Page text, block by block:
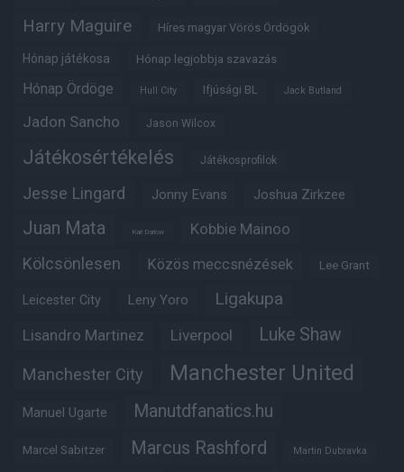
Harry Maguire Híres magyar Vörös Ördögök
Hónap játékosa Hónap legjobbja szavazás
Hónap Ördöge Hull City Ifjúsági BL Jack Butland
Jadon Sancho Jason Wilcox
Játékosértékelés Játékosprofilok
Jesse Lingard Jonny Evans Joshua Zirkzee
Juan Mata Karl Darlow Kobbie Mainoo
Kölcsönlesen Közös meccsnézések Lee Grant
Leicester City Leny Yoro Ligakupa
Lisandro Martinez Liverpool Luke Shaw
Manchester City Manchester United
Manuel Ugarte Manutdfanatics.hu
Marcel Sabitzer Marcus Rashford Martin Dubravka